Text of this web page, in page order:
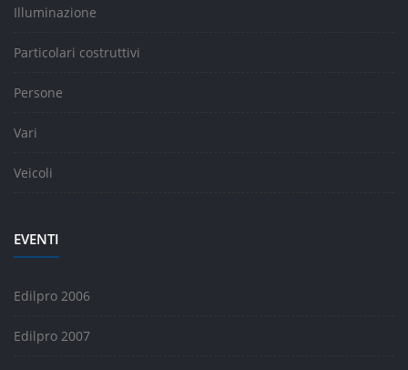
Illuminazione
Particolari costruttivi
Persone
Vari
Veicoli
EVENTI
Edilpro 2006
Edilpro 2007